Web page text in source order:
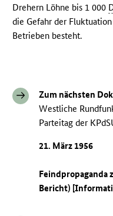
Drehern Löhne bis 1 000
die Gefahr der
Betrieben besteht.
Zum nächsten
Westliche
Parteitag der
21. März 1956
Feindpropaganda
Bericht)